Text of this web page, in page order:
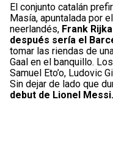
El conjunto catalán
Masía, apuntalada por el
neerlandés, Frank
después sería el
tomar las riendas de
Gaal en el banquillo.
Samuel Eto’o, Ludovic
Sin dejar de lado que
debut de Lionel Messi.